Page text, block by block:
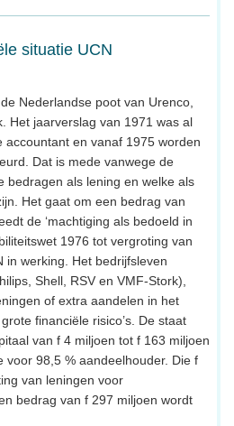
situatie UCN
Nederlandse poot van Urenco,
Het jaarverslag van 1971 was al
accountant en vanaf 1975 worden
Dat is mede vanwege de
bedragen als lening en welke als
Het gaat om een bedrag van
de ‘machtiging als bedoeld in
1976 tot vergroting van
in werking. Het bedrijfsleven
Shell, RSV en VMF-Stork),
of extra aandelen in het
financiële risico’s. De staat
van f 4 miljoen tot f 163 miljoen
voor 98,5 % aandeelhouder. Die f
van leningen voor
bedrag van f 297 miljoen wordt